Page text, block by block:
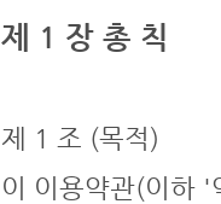
제 1 장 총 칙
제 1 조 (목적)
이 이용약관(이하